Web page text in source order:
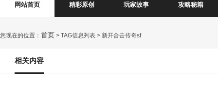
网站首页 精彩原创 玩家故事 攻略秘籍
您现在的位置： 首页 > TAG信息列表 > 新开合击传奇sf
相关内容